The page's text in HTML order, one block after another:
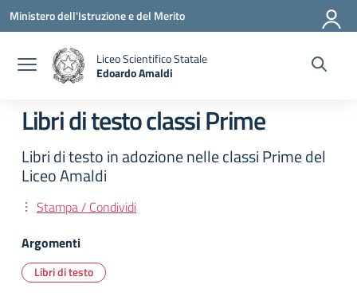
Vai ai contenuti
Vai al menu di navigazione
Vai al footer
Ministero dell'Istruzione e del Merito
Liceo Scientifico Statale
Edoardo Amaldi
Libri di testo classi Prime
Libri di testo in adozione nelle classi Prime del
Liceo Amaldi
Stampa / Condividi
Argomenti
Libri di testo